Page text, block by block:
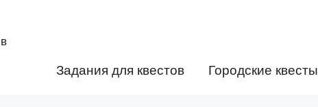
Задания для квестов Городские квесты